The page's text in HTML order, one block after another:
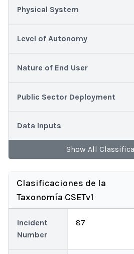
Physical System
Level of Autonomy
Nature of End User
Public Sector Deployment
Data Inputs
Show All
Clasificaciones de la
Taxonomía CSETv1
Incident
Number
87